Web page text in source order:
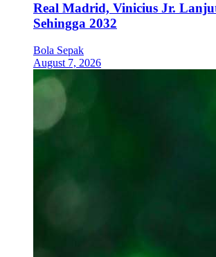
Real Madrid, Vinicius Jr.
Sehingga 2032
Bola Sepak
August 7, 2026